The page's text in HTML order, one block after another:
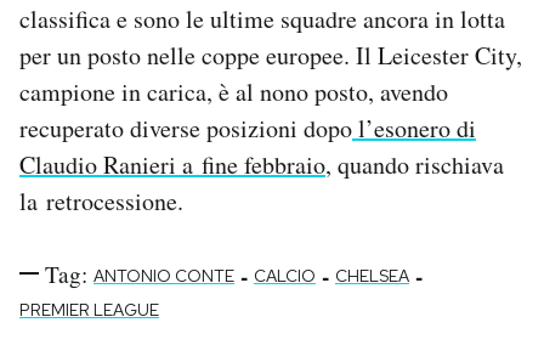
classifica e sono le ultime squadre ancora in lotta
per un posto nelle coppe europee. Il Leicester City,
campione in carica, è al nono posto, avendo
recuperato diverse posizioni dopol’esonero di
Claudio Ranieri a fine febbraio, quando rischiava
la retrocessione.
Tag: ANTONIO CONTE - CALCIO - CHELSEA -
PREMIER LEAGUE